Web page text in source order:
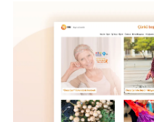
BEYBİ –